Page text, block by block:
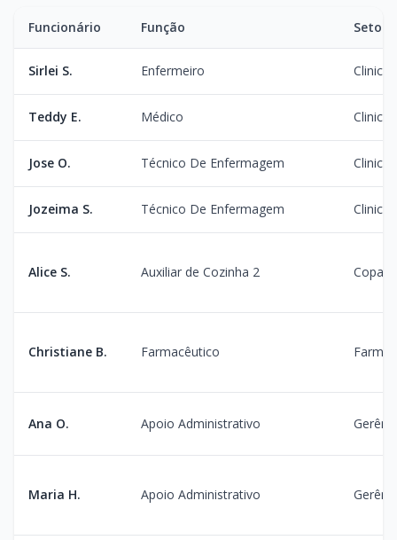
Funcionário Função Setor
Sirlei S. Enfermeiro Clinica
Teddy E. Médico Clinica
Jose O. Técnico De Enfermagem Clinica
Jozeima S. Técnico De Enfermagem Clinica
Alice S. Auxiliar de Cozinha 2 Copa
Christiane B. Farmacêutico
Ana O. Apoio Administrativo
Maria H. Apoio Administrativo